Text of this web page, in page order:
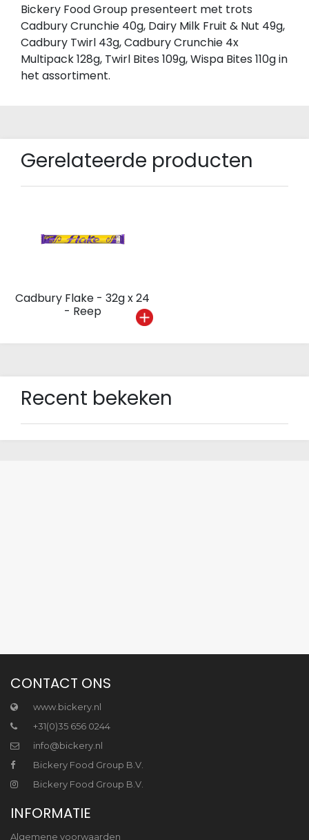
Bickery Food Group presenteert met trots
Cadbury Crunchie 40g, Dairy Milk Fruit & Nut 49g,
Cadbury Twirl 43g, Cadbury Crunchie 4x
Multipack 128g, Twirl Bites 109g, Wispa Bites 110g in
het assortiment.
Gerelateerde producten
Cadbury Flake - 32g x 24
- Reep
Recent bekeken
CONTACT ONS
www.bickery.nl
+31(0)35 656 0244
info@bickery.nl
Bickery Food Group B.V.
Bickery Food Group B.V.
INFORMATIE
Algemene voorwaarden